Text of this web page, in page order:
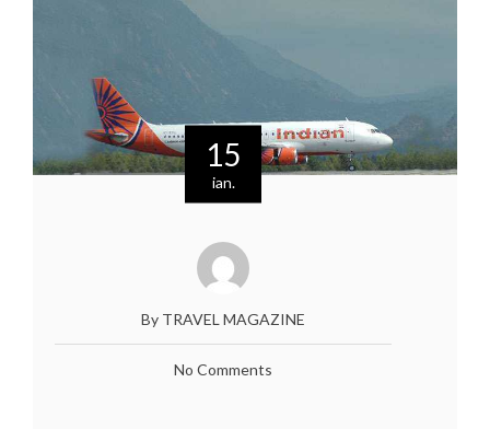
15
ian.
By TRAVEL MAGAZINE
No Comments